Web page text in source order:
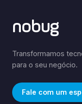
nobug
Transformamos
para o seu negócio.
Fale com um